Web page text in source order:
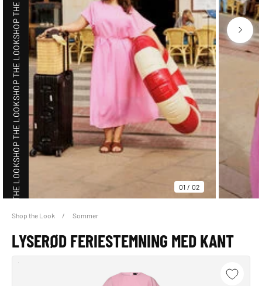
01 / 02
SHOP THE LOOK
SHOP THE LOOK
SHOP THE LOOK
SHOP THE LOOK
Shop the Look Sommer
LYSERØD FERIESTEMNING MED KANT